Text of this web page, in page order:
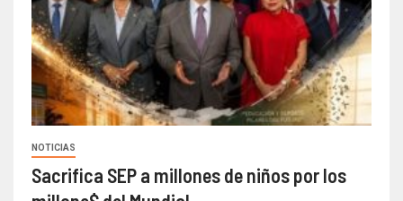
NOTICIAS
Sacrifica SEP a millones de niños por los